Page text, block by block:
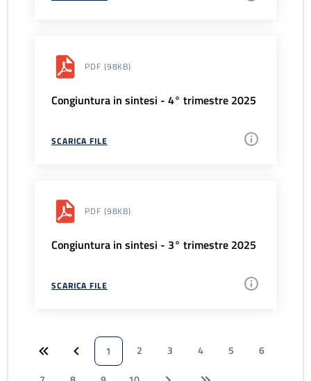
PDF (98KB)
Congiuntura in sintesi - 4° trimestre 2025
SCARICA FILE
PDF (98KB)
Congiuntura in sintesi - 3° trimestre 2025
SCARICA FILE
1 2 3 4 5
6